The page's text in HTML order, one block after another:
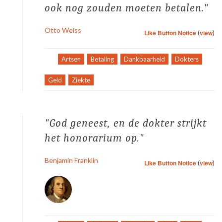
ook nog zouden moeten betalen.
Like Button Notice(view)
Otto Weiss
Artsen Betaling Dankbaarheid Dokters
Geld Ziekte
God geneest, en de dokter strijkt
het honorarium op.
Like Button Notice(view)
Benjamin Franklin